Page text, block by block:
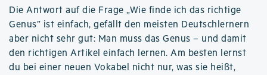
Die Antwort auf die Frage „Wie finde ich das richtige
Genus” ist einfach, gefällt den meisten Deutschlernern
aber nicht sehr gut: Man muss das Genus – und damit
den richtigen Artikel einfach lernen. Am besten lernst
du bei einer neuen Vokabel nicht nur, was sie heißt,